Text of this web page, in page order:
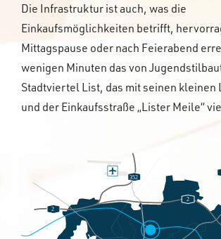
Die Infrastruktur ist auch, was die
Einkaufsmöglichkeiten betrifft,
Mittagspause oder nach Feierabend
wenigen Minuten das von
Stadtviertel List, das mit seinen kleinen
und der Einkaufsstraße „Lister Meile“